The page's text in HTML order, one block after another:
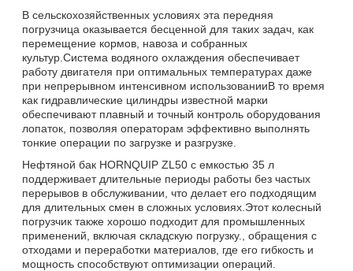
В сельскохозяйственных условиях эта передняя
погрузчица оказывается бесценной для таких задач, как
перемещение кормов, навоза и собранных
культур.Система водяного охлаждения обеспечивает
работу двигателя при оптимальных температурах даже
при непрерывном интенсивном использованииВ то время
как гидравлические цилиндры известной марки
обеспечивают плавный и точный контроль оборудования
лопаток, позволяя операторам эффективно выполнять
тонкие операции по загрузке и разгрузке.
Нефтяной бак HORNQUIP ZL50 с емкостью 35 л
поддерживает длительные периоды работы без частых
перерывов в обслуживании, что делает его подходящим
для длительных смен в сложных условиях.Этот колесный
погрузчик также хорошо подходит для промышленных
применений, включая складскую погрузку., обращения с
отходами и переработки материалов, где его гибкость и
мощность способствуют оптимизации операций.